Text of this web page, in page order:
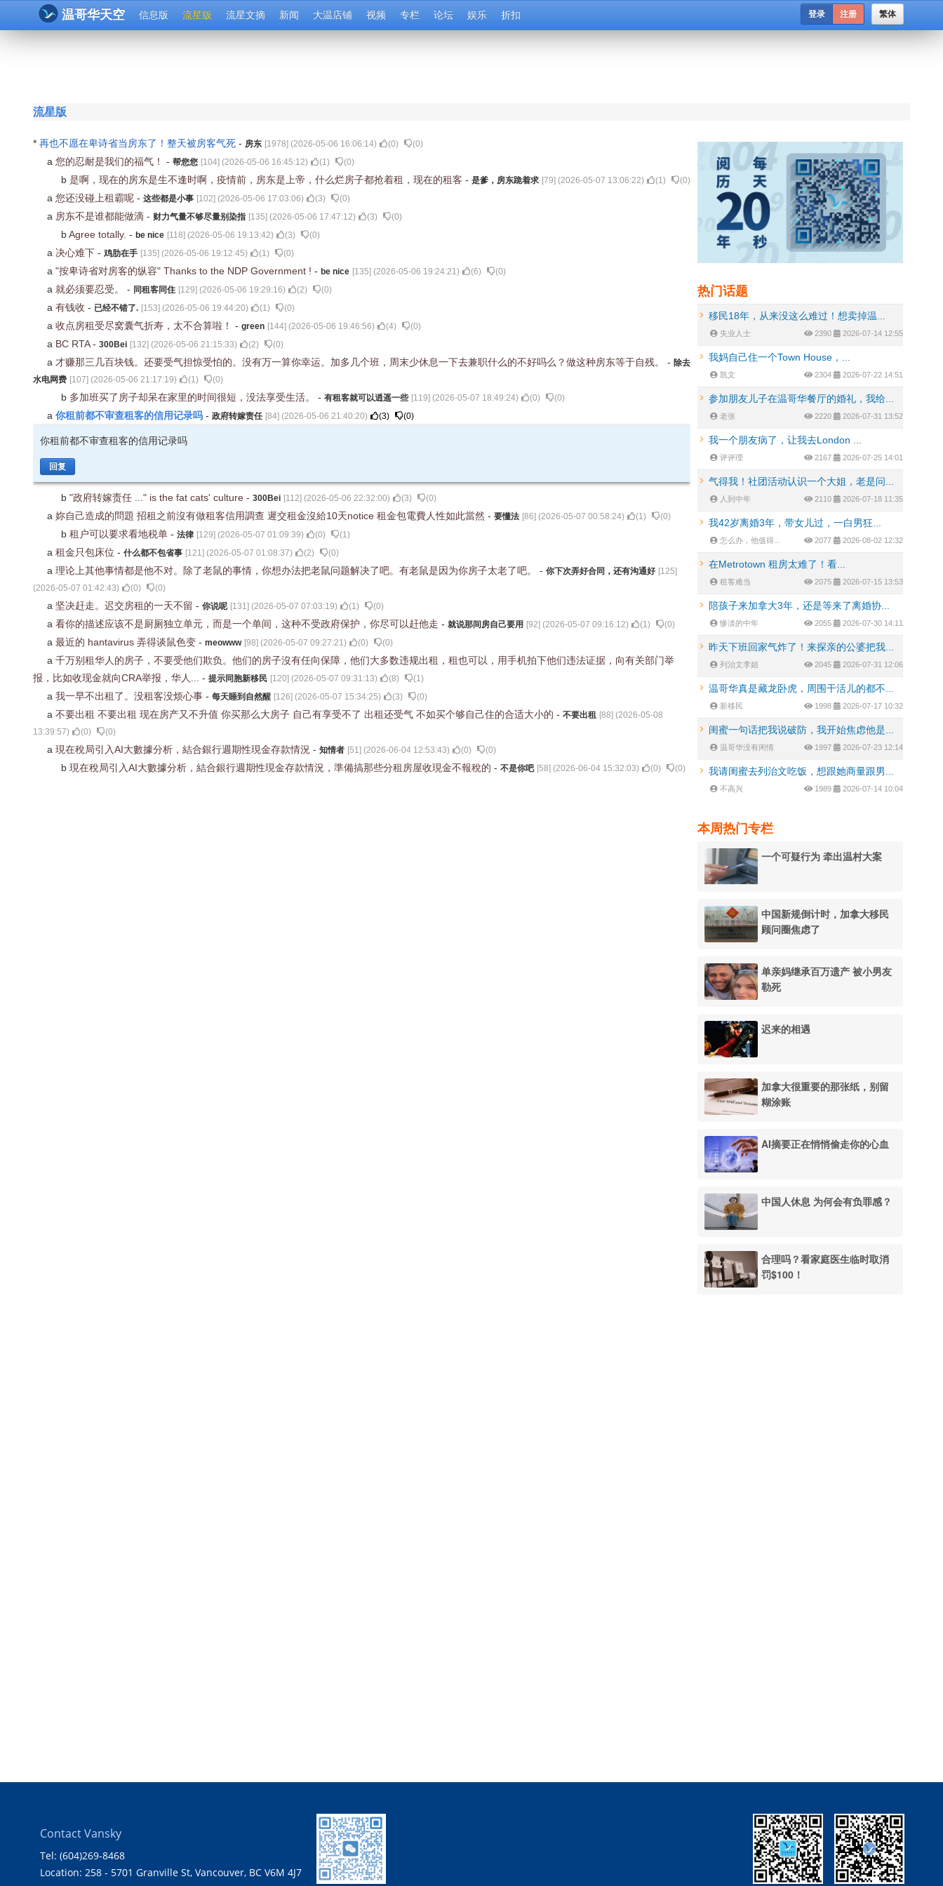
温哥华天空 信息版 流星版 流星文摘 新闻 大温店铺 视频 专栏 论坛 娱乐 折扣 繁体
登录 注册
流星版
* 再也不愿在卑诗省当房东了！整天被房客气死 - 房东 [1978] (2026-05-06 16:06:14) (0) (0)
a 您的忍耐是我们的福气！ - 帮您您 [104] (2026-05-06 16:45:12) (1) (0)
b 是啊，现在的房东是生不逢时啊，疫情前，房东是上帝，什么烂房子都抢着租，现在的租客 - 是爹，房东跪着求 [79] (2026-05-07 13:06:22) (1) (0)
a 您还没碰上租霸呢 - 这些都是小事 [102] (2026-05-06 17:03:06) (3) (0)
a 房东不是谁都能做滴 - 财力气量不够尽量别染指 [135] (2026-05-06 17:47:12) (3) (0)
bAgree totally. - be nice [118] (2026-05-06 19:13:42) (3) (0)
a 决心难下 - 鸡肋在手 [135] (2026-05-06 19:12:45) (1) (0)
a "按卑诗省对房客的纵容" Thanks to the NDP Government ! - be nice [135] (2026-05-06 19:24:21) (6) (0)
a 就必须要忍受。 - 同租客同住 [129] (2026-05-06 19:29:16) (2) (0)
a 有钱收 - 已经不错了. [153] (2026-05-06 19:44:20) (1) (0)
a 收点房租受尽窝囊气折寿，太不合算啦！ - green [144] (2026-05-06 19:46:56) (4) (0)
a BC RTA- 300Bei [132] (2026-05-06 21:15:33) (2) (0)
a 才赚那三几百块钱。还要受气担惊受怕的。没有万一算你幸运。加多几个班，周末少休息一下去兼职什么的不好吗么？做这种房东等于自残。 - 除去
水电网费 [107] (2026-05-06 21:17:19) (1) (0)
b 多加班买了房子却呆在家里的时间很短，没法享受生活。 - 有租客就可以逍遥一些 [119] (2026-05-07 18:49:24) (0) (0)
a 你租前都不审查租客的信用记录吗 - 政府转嫁责任 [84] (2026-05-06 21:40:20) (3) (0)
你租前都不审查租客的信用记录吗
回复
b "政府转嫁责任 ..." is the fat cats' culture - 300Bei [112] (2026-05-06 22:32:00) (3) (0)
a 妳自己造成的問題 招租之前沒有做租客信用調查 遲交租金沒給10天notice 租金包電費人性如此當然 - 要懂法 [86] (2026-05-07 00:58:24) (1) (0)
b 租户可以要求看地税单 - 法律 [129] (2026-05-07 01:09:39) (0) (1)
a 租金只包床位 - 什么都不包省事 [121] (2026-05-07 01:08:37) (2) (0)
a 理论上其他事情都是他不对。除了老鼠的事情，你想办法把老鼠问题解决了吧。有老鼠是因为你房子太老了吧。 - 你下次弄好合同，还有沟通好 [125]
(2026-05-07 01:42:43) (0) (0)
a 坚决赶走。迟交房租的一天不留 - 你说呢 [131] (2026-05-07 07:03:19) (1) (0)
a 看你的描述应该不是厨厕独立单元，而是一个单间，这种不受政府保护，你尽可以赶他走 - 就说那间房自己要用 [92] (2026-05-07 09:16:12) (1) (0)
a 最近的 hantavirus 弄得谈鼠色变 - meowww [98] (2026-05-07 09:27:21) (0) (0)
a 千万别租华人的房子，不要受他们欺负。他们的房子沒有任向保障，他们大多数违规出租，租也可以，用手机拍下他们违法证据，向有关部门举
报，比如收现金就向CRA举报，华人... - 提示同胞新移民 [120] (2026-05-07 09:31:13) (8) (1)
a 我一早不出租了。没租客没烦心事 - 每天睡到自然醒 [126] (2026-05-07 15:34:25) (3) (0)
a 不要出租 不要出租 现在房产又不升值 你买那么大房子 自己有享受不了 出租还受气 不如买个够自己住的合适大小的 - 不要出租 [88] (2026-05-08
13:39:57) (0) (0)
a 現在稅局引入AI大數據分析，結合銀行週期性現金存款情況 - 知情者 [51] (2026-06-04 12:53:43) (0) (0)
b 現在稅局引入AI大數據分析，結合銀行週期性現金存款情況，準備搞那些分租房屋收現金不報稅的 - 不是你吧 [58] (2026-06-04 15:32:03) (0) (0)
热门话题
移民18年，从来没这么难过！想卖掉温...
失业人士 2390 2026-07-14 12:55
我妈自己住一个Town House，...
凯文 2304 2026-07-22 14:51
参加朋友儿子在温哥华餐厅的婚礼，我给...
老张 2220 2026-07-31 13:52
我一个朋友病了，让我去London ...
评评理 2167 2026-07-25 14:01
气得我！社团活动认识一个大姐，老是问...
人到中年 2110 2026-07-18 11:35
我42岁离婚3年，带女儿过，一白男狂...
怎么办，他值得... 2077 2026-08-02 12:32
在Metrotown 租房太难了！看...
租客难当 2075 2026-07-15 13:53
陪孩子来加拿大3年，还是等来了离婚协...
惨淡的中年 2055 2026-07-30 14:11
昨天下班回家气炸了！来探亲的公婆把我...
列治文李姐 2045 2026-07-31 12:06
温哥华真是藏龙卧虎，周围干活儿的都不...
新移民 1998 2026-07-17 10:32
闺蜜一句话把我说破防，我开始焦虑他是...
温哥华没有闲情 1997 2026-07-23 12:14
我请闺蜜去列治文吃饭，想跟她商量跟男...
不高兴 1989 2026-07-14 10:04
本周热门专栏
一个可疑行为 牵出温村大案
中国新规倒计时，加拿大移民
顾问圈焦虑了
单亲妈继承百万遗产 被小男友
勒死
迟来的相遇
加拿大很重要的那张纸，别留
糊涂账
AI摘要正在悄悄偷走你的心血
中国人休息 为何会有负罪感？
合理吗？看家庭医生临时取消
罚$100！
Contact Vansky
Tel: (604)269-8468
Location: 258 - 5701 Granville St, Vancouver, BC V6M 4J7